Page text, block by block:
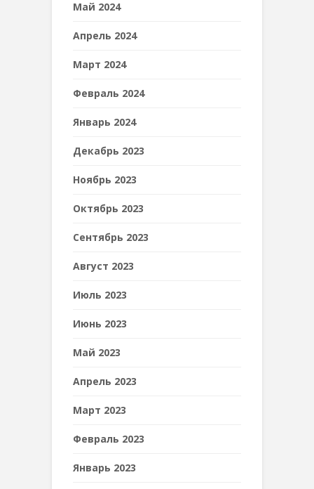
Май 2024
Апрель 2024
Март 2024
Февраль 2024
Январь 2024
Декабрь 2023
Ноябрь 2023
Октябрь 2023
Сентябрь 2023
Август 2023
Июль 2023
Июнь 2023
Май 2023
Апрель 2023
Март 2023
Февраль 2023
Январь 2023